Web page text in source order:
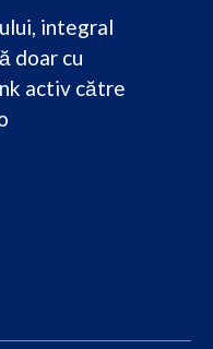
integral
doar cu
activ către